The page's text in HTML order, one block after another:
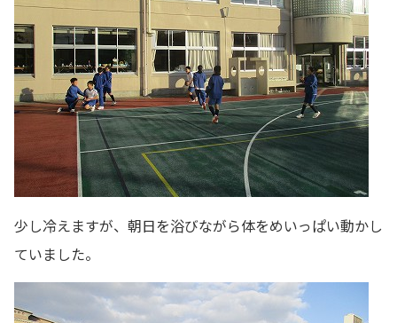
少し冷えますが、朝日を浴びながら体をめいっぱい動かし
ていました。